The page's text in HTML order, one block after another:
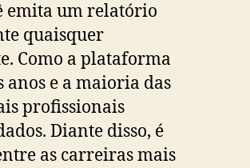
emita um relatório
quaisquer
Como a plataforma
e a maioria das
profissionais
Diante disso, é
as carreiras mais